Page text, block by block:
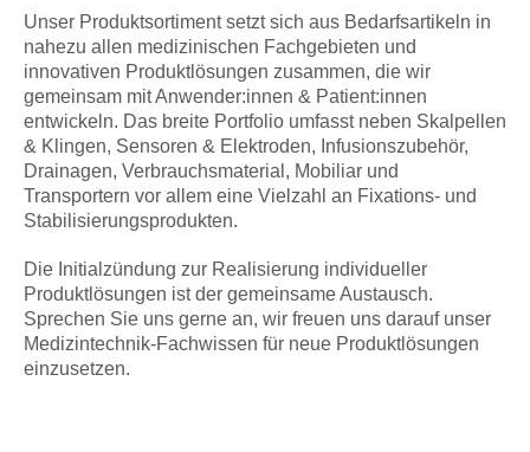
Unser Produktsortiment setzt sich aus Bedarfsartikeln in
nahezu allen medizinischen Fachgebieten und
innovativen Produktlösungen zusammen, die wir
gemeinsam mit Anwender:innen & Patient:innen
entwickeln. Das breite Portfolio umfasst neben Skalpellen
& Klingen, Sensoren & Elektroden, Infusionszubehör,
Drainagen, Verbrauchsmaterial, Mobiliar und
Transportern vor allem eine Vielzahl an Fixations- und
Stabilisierungsprodukten.
Die Initialzündung zur Realisierung individueller
Produktlösungen ist der gemeinsame Austausch.
Sprechen Sie uns gerne an, wir freuen uns darauf unser
Medizintechnik-Fachwissen für neue Produktlösungen
einzusetzen.